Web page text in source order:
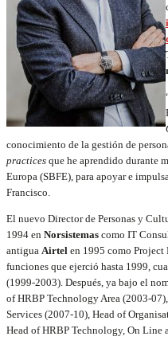
conocimiento de la gestión de
practices que he aprendido durante
Europa (SBFE), para apoyar e
Francisco.
El nuevo Director de Personas y
1994 en Norsistemas como IT
antigua Airtel en 1995 como
funciones que ejerció hasta 1999,
(1999-2003). Después, ya bajo el
of HRBP Technology Area (2003-
Services (2007-10), Head of
Head of HRBP Technology, On Line